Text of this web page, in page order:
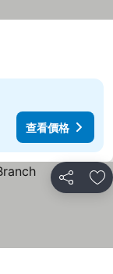
查看價格
分享 加